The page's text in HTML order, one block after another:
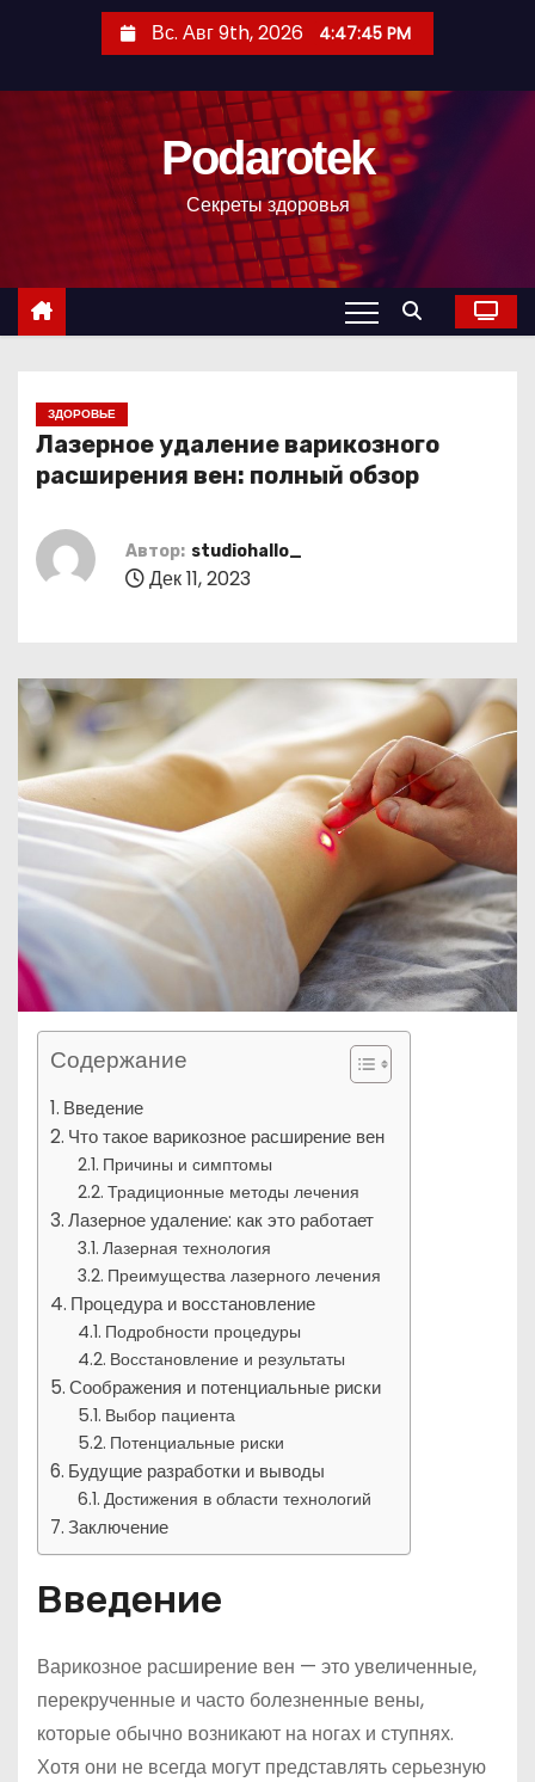
с
Вс. Авг 9th, 2026 4:47:46 PM
Podarotek
Секреты здоровья
ЗДОРОВЬЕ
Лазерное удаление варикозного
расширения вен: полный обзор
Автор: studiohallo_
Дек 11, 2023
Содержание
Введение
Что такое варикозное расширение вен
Причины и симптомы
Традиционные методы лечения
Лазерное удаление: как это работает
Лазерная технология
Преимущества лазерного лечения
Процедура и восстановление
Подробности процедуры
Восстановление и результаты
Соображения и потенциальные риски
Выбор пациента
Потенциальные риски
Будущие разработки и выводы
Достижения в области технологий
Заключение
Введение
Варикозное расширение вен — это увеличенные,
перекрученные и часто болезненные вены,
которые обычно возникают на ногах и ступнях.
Хотя они не всегда могут представлять серьезную